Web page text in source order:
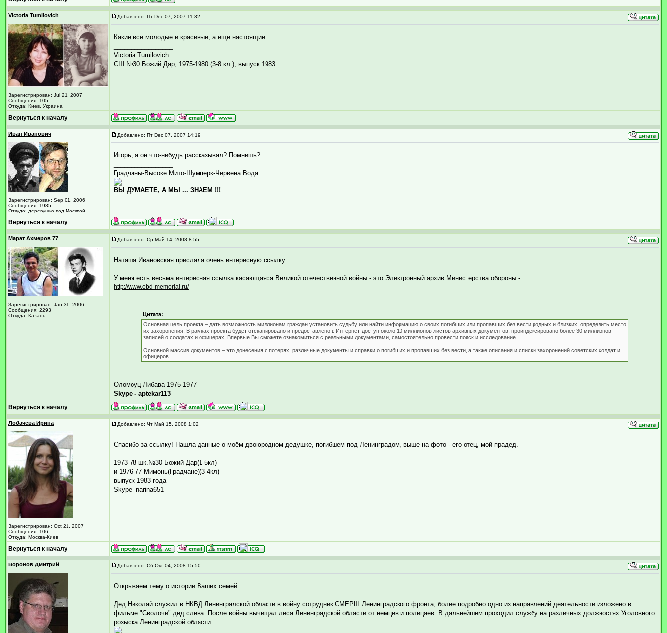
Victoria Tumilovich
Зарегистрирован: Jul 21, 2007
Сообщения: 105
Откуда: Киев, Украина
Добавлено: Пт Dec 07, 2007 11:32
Какие все молодые и красивые, а еще настоящие.
Victoria Tumilovich
СШ №30 Божий Дар, 1975-1980 (3-8 кл.), выпуск 1983
Вернуться к началу
Иван Иванович
Зарегистрирован: Sep 01, 2006
Сообщения: 1985
Откуда: деревушка под Москвой
Добавлено: Пт Dec 07, 2007 14:19
Игорь, а он что-нибудь рассказывал? Помнишь?
Градчаны-Высоке Мито-Шумперк-Червена Вода
ВЫ ДУМАЕТЕ, А МЫ ... ЗНАЕМ !!!
Вернуться к началу
Марат Ахмеров 77
Зарегистрирован: Jan 31, 2006
Сообщения: 2293
Откуда: Казань
Добавлено: Ср Май 14, 2008 8:55
Наташа Ивановская прислала очень интересную ссылку
У меня есть весьма интересная ссылка касающаяся Великой отечественной войны - это Электронный архив Министерства обороны -
http://www.obd-memorial.ru/
Цитата:
Основная цель проекта – дать возможность миллионам граждан установить судьбу или найти информацию о своих погибших или пропавших без вести родных и близких, определить место
их захоронения. В рамках проекта будет отсканировано и предоставлено в Интернет-доступ около 10 миллионов листов архивных документов, проиндексировано более 30 миллионов
записей о солдатах и офицерах. Впервые Вы сможете ознакомиться с реальными документами, самостоятельно провести поиск и исследование.
Основной массив документов – это донесения о потерях, различные документы и справки о погибших и пропавших без вести, а также описания и списки захоронений советских солдат и
офицеров.
Оломоуц Либава 1975-1977
Skype - aptekar113
Вернуться к началу
Лобачева Ирина
Зарегистрирован: Oct 21, 2007
Сообщения: 106
Откуда: Москва-Киев
Добавлено: Чт Май 15, 2008 1:02
Спасибо за ссылку! Нашла данные о моём двоюродном дедушке, погибшем под Ленинградом, выше на фото - его отец, мой прадед.
1973-78 шк.№30 Божий Дар(1-5кл)
и 1976-77-Мимонь(Градчане)(3-4кл)
выпуск 1983 года
Skype: narina651
Вернуться к началу
Воронов Дмитрий Добавлено: Сб Окт 04, 2008 15:50
Открываем тему о истории Ваших семей
Дед Николай служил в НКВД Ленингралской области в войну сотрудник СМЕРШ Ленинградского фронта, более подробно одно из направлений деятельности изложено в
фильме "Сволочи" дед слева. После войны вычищал леса Ленинградской области от немцев и полицаев. В дальнейшем проходил службу на различных должностях Уголовного
розыска Ленинградской области.